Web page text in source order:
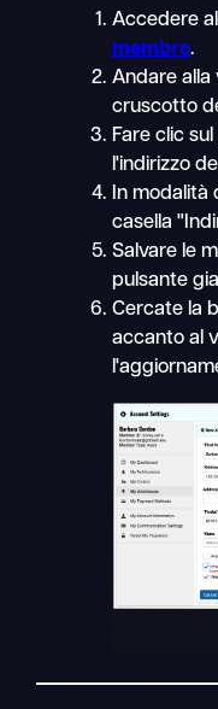
Accedere
membro.
Andare alla
cruscotto
Fare clic
l'indirizzo
In modalità
casella
Salvare le
pulsante
Cercate la
accanto al